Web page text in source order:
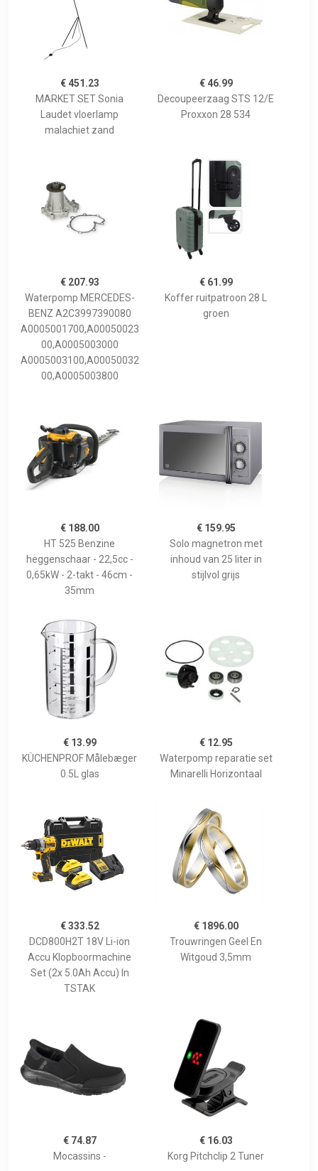
€ 451.23
MARKET SET Sonia
Laudet vloerlamp
malachiet zand
€ 46.99
Decoupeerzaag STS 12/E
Proxxon 28 534
€ 207.93
Waterpomp MERCEDES-
BENZ A2C3997390080
A0005001700,A00050023
00,A0005003000
A0005003100,A00050032
00,A0005003800
€ 61.99
Koffer ruitpatroon 28 L
groen
€ 188.00
HT 525 Benzine
heggenschaar - 22,5cc -
0,65kW - 2-takt - 46cm -
35mm
€ 159.95
Solo magnetron met
inhoud van 25 liter in
stijlvol grijs
€ 13.99
KÜCHENPROF Målebæger
0.5L glas
€ 12.95
Waterpomp reparatie set
Minarelli Horizontaal
€ 333.52
DCD800H2T 18V Li-ion
Accu Klopboormachine
Set (2x 5.0Ah Accu) In
TSTAK
€ 1896.00
Trouwringen Geel En
Witgoud 3,5mm
€ 74.87
Mocassins -
€ 16.03
Korg Pitchclip 2 Tuner